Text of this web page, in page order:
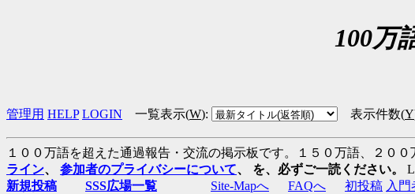
100万
管理用 HELP LOGIN 一覧表示(W): 表示件数(Y
１００万語を超えた通過報告・交流の掲示板です。１５０万語、２０
ライン、 参加者のプライバシーについて、 を、必ずご一読ください。
新規投稿
SSS広場一覧 Site-Mapへ FAQへ 初投稿 入門